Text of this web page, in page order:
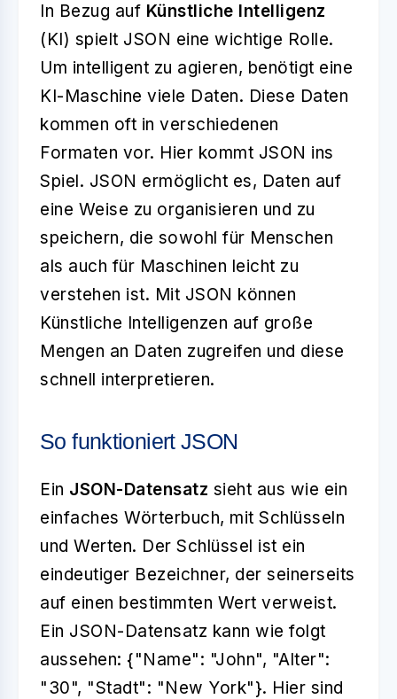
In Bezug auf Künstliche Intelligenz
(KI) spielt JSON eine wichtige Rolle.
Um intelligent zu agieren, benötigt eine
KI-Maschine viele Daten. Diese Daten
kommen oft in verschiedenen
Formaten vor. Hier kommt JSON ins
Spiel. JSON ermöglicht es, Daten auf
eine Weise zu organisieren und zu
speichern, die sowohl für Menschen
als auch für Maschinen leicht zu
verstehen ist. Mit JSON können
Künstliche Intelligenzen auf große
Mengen an Daten zugreifen und diese
schnell interpretieren.
So funktioniert JSON
Ein JSON-Datensatz sieht aus wie ein
einfaches Wörterbuch, mit Schlüsseln
und Werten. Der Schlüssel ist ein
eindeutiger Bezeichner, der seinerseits
auf einen bestimmten Wert verweist.
Ein JSON-Datensatz kann wie folgt
aussehen: {"Name": "John", "Alter":
"30", "Stadt": "New York"}. Hier sind